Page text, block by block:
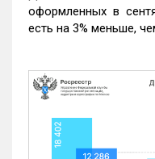
оформленных в
есть на 3% меньше,